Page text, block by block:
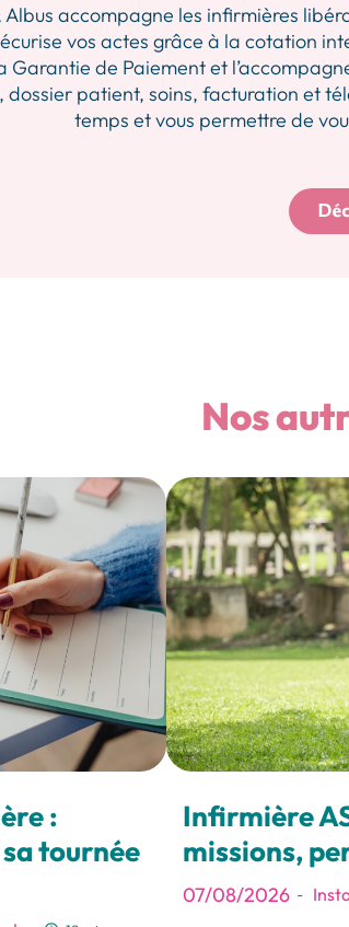
accompagne les infirmières
vos actes grâce à la cotation
Garantie de Paiement et
patient, soins, facturation et
temps et vous permettre de
Nos
:
tournée
Infirmière
missions,
07/08/2026 -